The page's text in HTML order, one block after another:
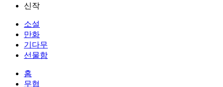
신작
소설
만화
기다무
선물함
홈
무협